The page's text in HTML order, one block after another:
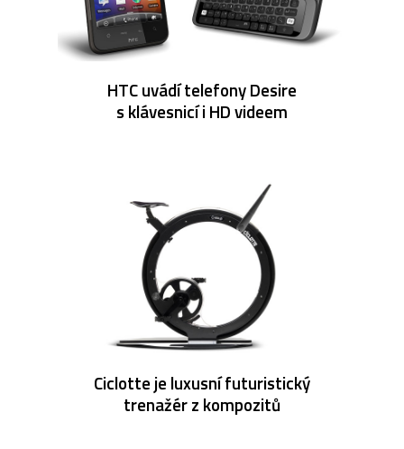
HTC uvádí telefony Desire
s klávesnicí i HD videem
Ciclotte je luxusní futuristický
trenažér z kompozitů